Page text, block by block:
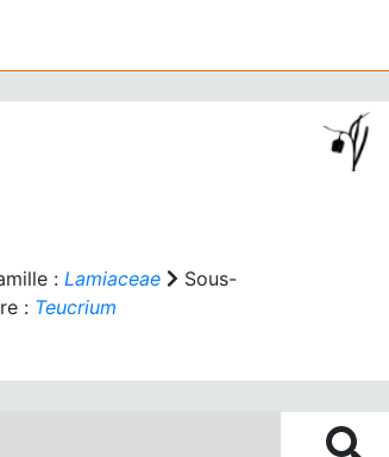
: Lamiaceae
Sous-
: Teucrium